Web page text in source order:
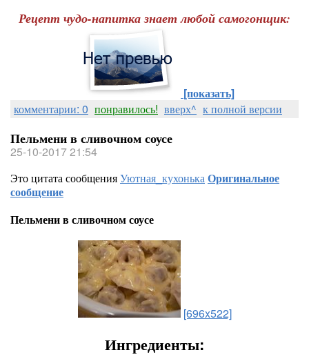
Рецепт чудо-напитка знает любой самогонщик:
[показать]
комментарии: 0 понравилось! вверх^ к полной версии
Пельмени в сливочном соусе
25-10-2017 21:54
Это цитата сообщенияУютная_кухонькаОригинальное
сообщение
Пельмени в сливочном соусе
[696x522]
Ингредиенты: